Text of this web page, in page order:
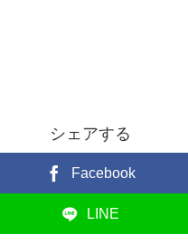
シェアする
Facebook
LINE